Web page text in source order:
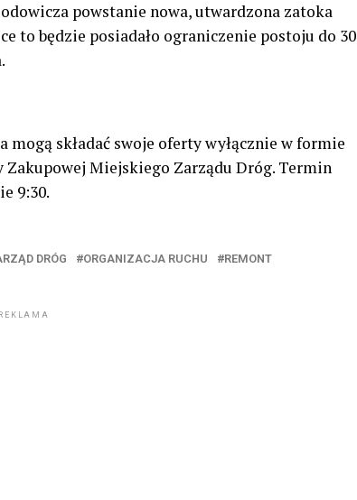
powstanie nowa, utwardzona zatoka
to będzie posiadało ograniczenie postoju do 30
składać swoje oferty wyłącznie w formie
Miejskiego Zarządu Dróg. Termin
9:30.
DRÓG ORGANIZACJA RUCHU
REMONT
REKLAMA